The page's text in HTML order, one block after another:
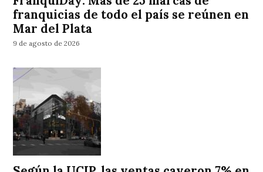
franquicias de todo el país se reúnen en
Mar del Plata
9 de agosto de 2026